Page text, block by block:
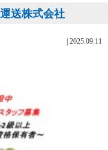
送株式会社
2025.09.11